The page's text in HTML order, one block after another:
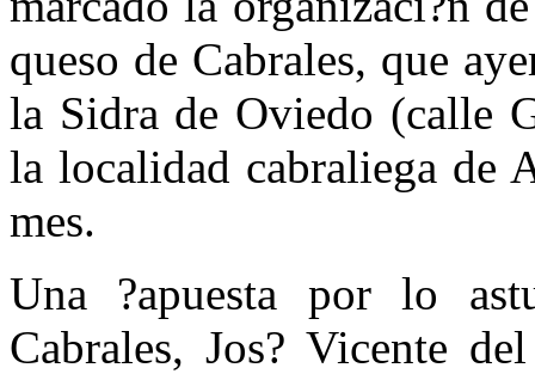
queso de Cabrales, que
la Sidra de Oviedo (calle
la localidad cabraliega de
mes.
Una ?apuesta por lo
Cabrales, Jos? Vicente